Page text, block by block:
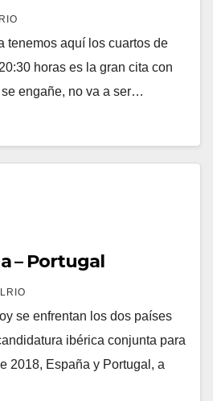
tenemos aquí los cuartos de
horas es la gran cita con
engañe, no va a ser…
– Portugal
se enfrentan los dos países
ibérica conjunta para
2018, España y Portugal, a